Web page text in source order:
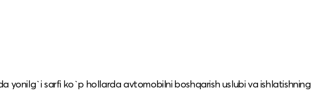
yonilg`i sarfi ko`p hollarda avtomobilni boshqarish uslubi va ishlatishning